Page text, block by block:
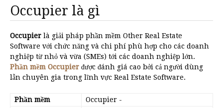
Occupier là gì
Occupier là giải pháp phần mềm Other Real Estate
Software với chức năng và chi phí phù hợp cho các doanh
nghiệp từ nhỏ và vừa (SMEs) tới các doanh nghiệp lớn.
Phần mềm Occupier được đánh giá cao bởi cả người dùng
lẫn chuyên gia trong lĩnh vực Real Estate Software.
Phần mềm Occupier -